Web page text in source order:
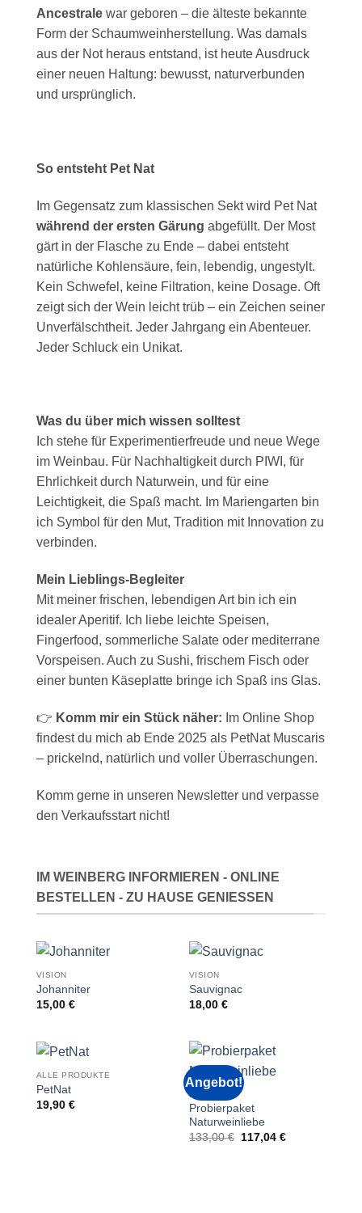
Ancestrale war geboren – die älteste bekannte
Form der Schaumweinherstellung. Was damals
aus der Not heraus entstand, ist heute Ausdruck
einer neuen Haltung: bewusst, naturverbunden
und ursprünglich.
So entsteht Pet Nat
Im Gegensatz zum klassischen Sekt wird Pet Nat
während der ersten Gärung abgefüllt. Der Most
gärt in der Flasche zu Ende – dabei entsteht
natürliche Kohlensäure, fein, lebendig, ungestylt.
Kein Schwefel, keine Filtration, keine Dosage. Oft
zeigt sich der Wein leicht trüb – ein Zeichen seiner
Unverfälschtheit. Jeder Jahrgang ein Abenteuer.
Jeder Schluck ein Unikat.
Was du über mich wissen solltest
Ich stehe für Experimentierfreude und neue Wege
im Weinbau. Für Nachhaltigkeit durch PIWI, für
Ehrlichkeit durch Naturwein, und für eine
Leichtigkeit, die Spaß macht. Im Mariengarten bin
ich Symbol für den Mut, Tradition mit Innovation zu
verbinden.
Mein Lieblings-Begleiter
Mit meiner frischen, lebendigen Art bin ich ein
idealer Aperitif. Ich liebe leichte Speisen,
Fingerfood, sommerliche Salate oder mediterrane
Vorspeisen. Auch zu Sushi, frischem Fisch oder
einer bunten Käseplatte bringe ich Spaß ins Glas.
👉 Komm mir ein Stück näher: Im Online Shop
findest du mich ab Ende 2025 als PetNat Muscaris
– prickelnd, natürlich und voller Überraschungen.
Komm gerne in unseren Newsletter und verpasse
den Verkaufsstart nicht!
IM WEINBERG INFORMIEREN - ONLINE
BESTELLEN - ZU HAUSE GENIESSEN
VISION
Johanniter
15,00 €
VISION
Sauvignac
18,00 €
ALLE PRODUKTE
PetNat
19,90 €
Angebot!
HISTORIE
Probierpaket
Naturweinliebe
133,00€
Ursprünglicher
117,04 €Aktueller